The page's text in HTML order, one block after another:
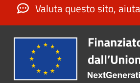
Valuta questo sito,